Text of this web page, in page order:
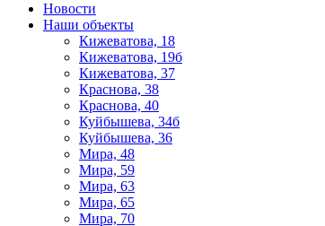
Новости
Наши объекты
Кижеватова, 18
Кижеватова, 19б
Кижеватова, 37
Краснова, 38
Краснова, 40
Куйбышева, 34б
Куйбышева, 36
Мира, 48
Мира, 59
Мира, 63
Мира, 65
Мира, 70